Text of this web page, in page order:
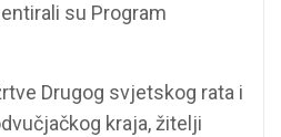
su Program
Drugog svjetskog rata i
kraja, žitelji